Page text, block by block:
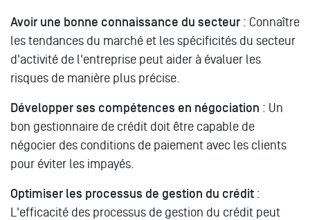
Avoir une bonne connaissance du secteur : Connaître
les tendances du marché et les spécificités du secteur
d'activité de l'entreprise peut aider à évaluer les
risques de manière plus précise.
Développer ses compétences en négociation : Un
bon gestionnaire de crédit doit être capable de
négocier des conditions de paiement avec les clients
pour éviter les impayés.
Optimiser les processus de gestion du crédit :
L'efficacité des processus de gestion du crédit peut